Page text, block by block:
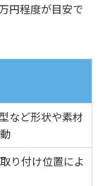
円程度が目安で
など形状や素材
り付け位置によ